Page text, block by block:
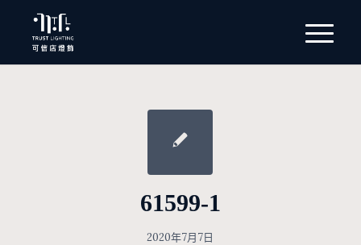
61599-1
2020年7月7日